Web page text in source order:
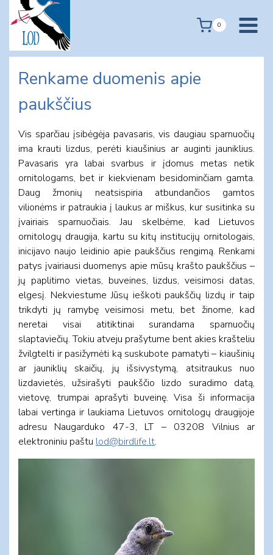
content
0
Renkame duomenis apie
paukščius
Vis sparčiau įsibėgėja pavasaris, vis daugiau sparnuočių
ima krauti lizdus, perėti kiaušinius ar auginti jauniklius.
Pavasaris yra labai svarbus ir įdomus metas netik
ornitologams, bet ir kiekvienam besidominčiam gamta.
Daug žmonių neatsispiria atbundančios gamtos
vilionėms ir patraukia į laukus ar miškus, kur susitinka su
įvairiais sparnuočiais. Jau skelbėme, kad Lietuvos
ornitologų draugija, kartu su kitų institucijų ornitologais,
inicijavo naujo leidinio apie paukščius rengimą. Renkami
patys įvairiausi duomenys apie mūsų krašto paukščius –
jų paplitimo vietas, buveines, lizdus, veisimosi datas,
elgesį. Nekviestume Jūsų ieškoti paukščių lizdų ir taip
trikdyti jų ramybę veisimosi metu, bet žinome, kad
neretai visai atitiktinai surandama sparnuočių
slaptaviečių. Tokiu atveju prašytume bent akies krašteliu
žvilgtelti ir pasižymėti ką suskubote pamatyti – kiaušinių
ar jauniklių skaičių, jų išsivystymą, atsitraukus nuo
lizdavietės, užsirašyti paukščio lizdo suradimo datą,
vietovę, trumpai aprašyti buveinę. Visa ši informacija
labai vertinga ir laukiama Lietuvos ornitologų draugijoje
adresu Naugarduko 47-3, LT – 03208 Vilnius ar
elektroniniu paštu lod@birdlife.lt.